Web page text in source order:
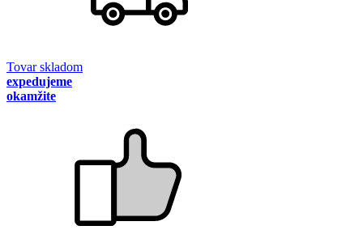
Tovar skladom
expedujeme
okamžite